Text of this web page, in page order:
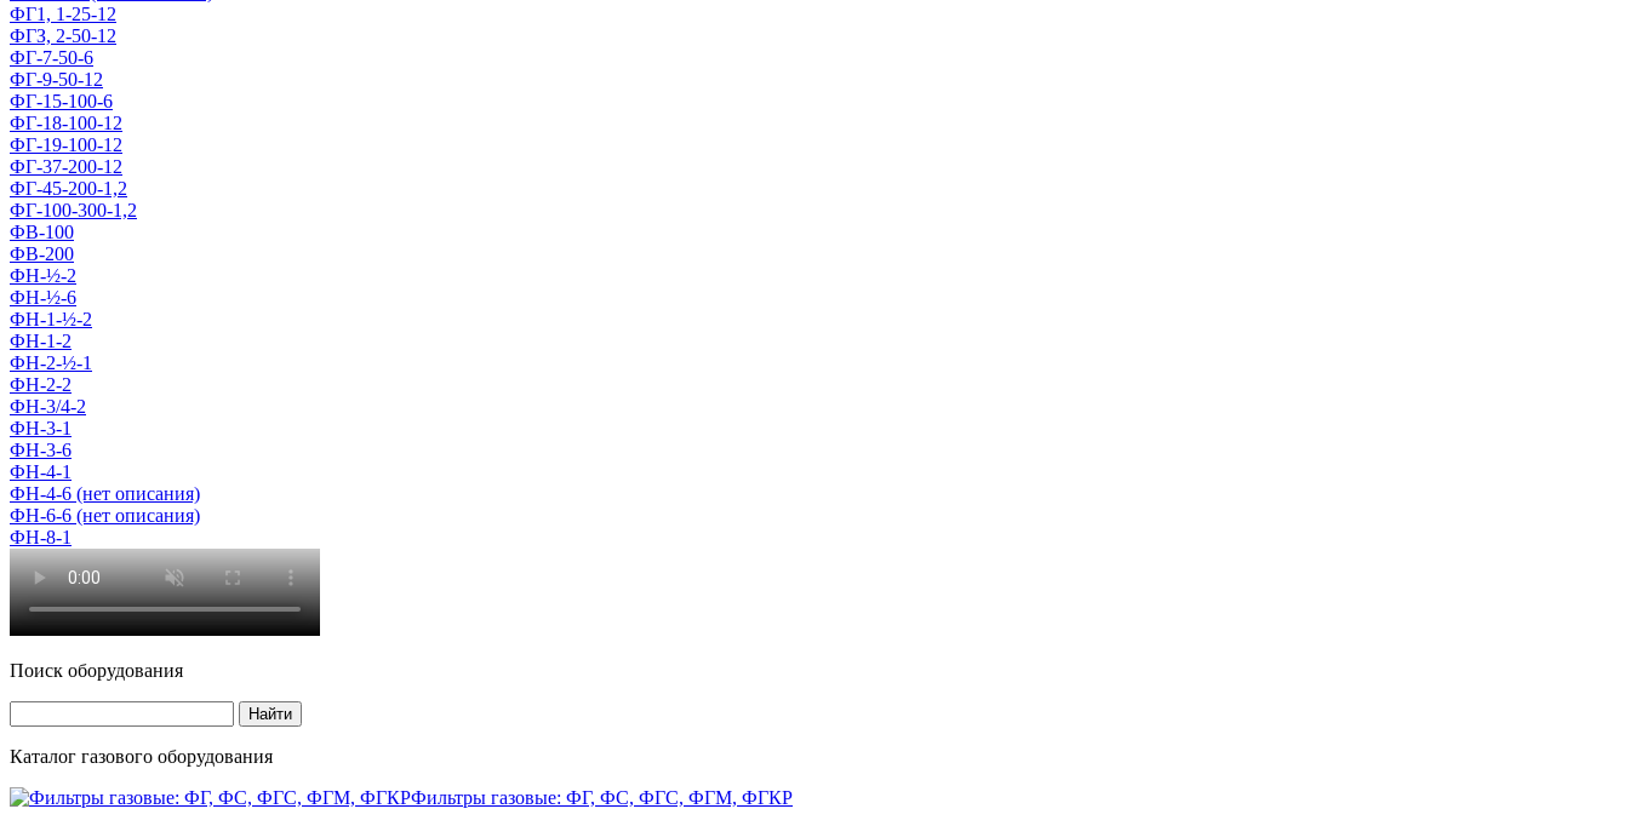
ФГ1, 1-25-12
ФГЗ, 2-50-12
ФГ-7-50-6
ФГ-9-50-12
ФГ-15-100-6
ФГ-18-100-12
ФГ-19-100-12
ФГ-37-200-12
ФГ-45-200-1,2
ФГ-100-300-1,2
ФВ-100
ФВ-200
ФН-½-2
ФН-½-6
ФН-1-½-2
ФН-1-2
ФН-2-½-1
ФН-2-2
ФН-3/4-2
ФН-3-1
ФН-3-6
ФН-4-1
ФН-4-6 (нет описания)
ФН-6-6 (нет описания)
ФН-8-1
Поиск оборудования
Каталог газового оборудования
Фильтры газовые: ФГ, ФС, ФГС, ФГМ, ФГКР